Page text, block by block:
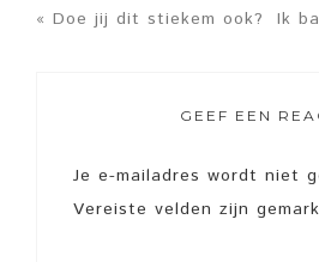
« Doe jij dit stiekem ook? Ik
GEEF EEN
Je e-mailadres wordt niet
Vereiste velden zijn